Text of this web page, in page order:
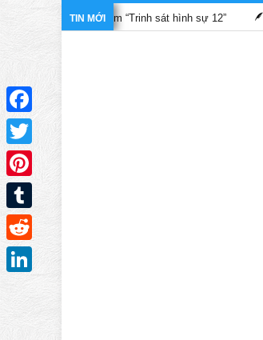
TIN MỚI
TVB trong phim “Trinh sát hình sự 12”
Facebook
Twitter
Pinterest
Tumblr
Reddit